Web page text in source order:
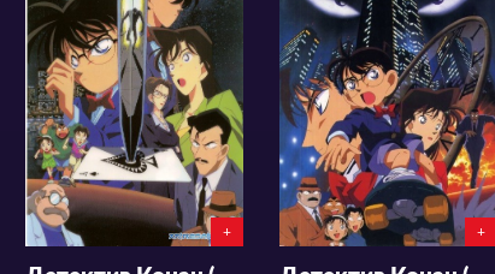
5583
0 1
+
5286
0 5
+